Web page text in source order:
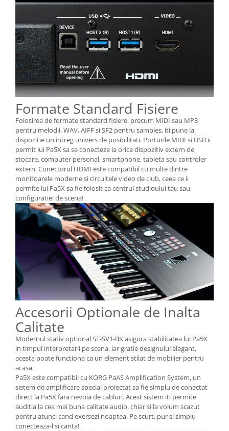
Formate Standard Fisiere
Folosirea de formate standard fisiere, precum MIDI sau MP3
pentru melodii, WAV, AIFF si SF2 pentru samples, iti pune la
dispozitie un intreg univers de posibilitati. Porturile MIDI si USB ii
permit lui Pa5X sa se conecteze la orice dispozitiv extern de
stocare, computer personal, smartphone, tableta sau controler
extern. Conectorul HDMI este compatibil cu multe dintre
monitoarele moderne si circuitele video de club, ceea ce ii
permite lui Pa5X sa fie folosit ca centrul studioului tau sau
configuratiei de scena!
Accesorii Optionale de Inalta
Calitate
Modernul stativ optional ST-SV1-BK asigura stabilitatea lui Pa5X
in timpul interpretarii pe scena, iar gratie designului elegant,
acesta poate functiona ca un element stilat de mobilier pentru
acasa.
Pa5X este compatibil cu KORG PaAS Amplification System, un
sistem de amplificare special proiectat sa fie simplu de conectat
direct la Pa5X fara nevoia de cabluri. Acest sistem iti permite
auditia la cea mai buna calitate audio, chiar si la volum scazut
pentru atunci cand exersezi noaptea. Pe scurt, pur si simplu
conecteaza-l si canta!